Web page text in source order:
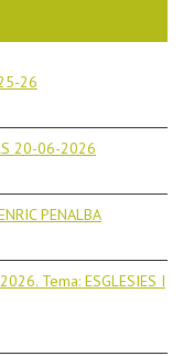
26
20-06-2026
PENALBA
Tema: ESGLESIES I